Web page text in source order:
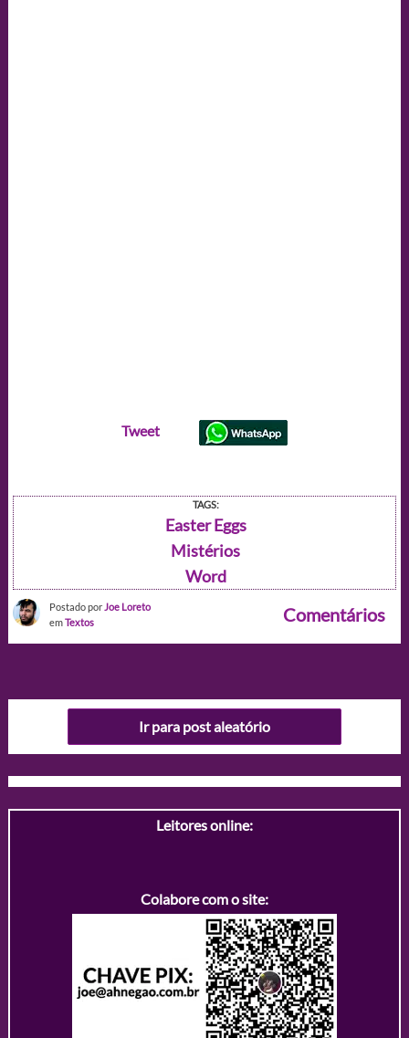
Tweet
TAGS:
Easter Eggs
Mistérios
Word
Postado por Joe Loreto
emTextos Comentários
Ir para post aleatório
Leitores online:
Colabore com o site: